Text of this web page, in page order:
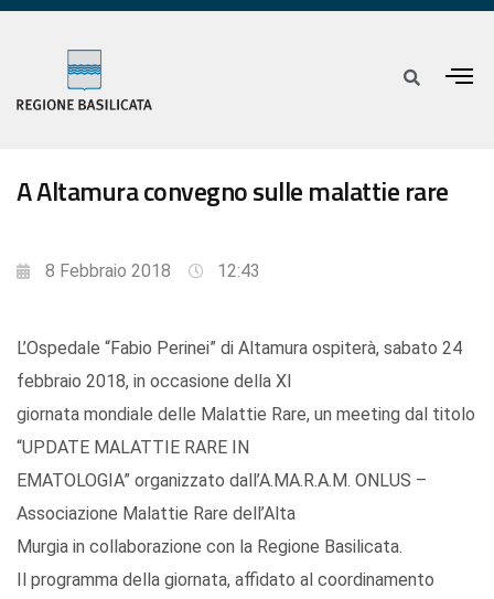
A Altamura convegno sulle malattie rare
8 Febbraio 2018 12:43
L’Ospedale “Fabio Perinei” di Altamura ospiterà, sabato 24
febbraio 2018, in occasione della XI
giornata mondiale delle Malattie Rare, un meeting dal titolo
“UPDATE MALATTIE RARE IN
EMATOLOGIA” organizzato dall’A.MA.R.A.M. ONLUS –
Associazione Malattie Rare dell’Alta
Murgia in collaborazione con la Regione Basilicata.
Il programma della giornata, affidato al coordinamento